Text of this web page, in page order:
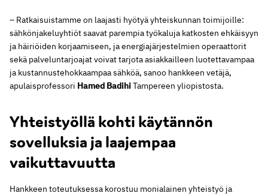
– Ratkaisuistamme on laajasti hyötyä yhteiskunnan toimijoille:
sähkönjakeluyhtiöt saavat parempia työkaluja katkosten ehkäisyyn
ja häiriöiden korjaamiseen, ja energiajärjestelmien operaattorit
sekä palveluntarjoajat voivat tarjota asiakkailleen luotettavampaa
ja kustannustehokkaampaa sähköä, sanoo hankkeen vetäjä,
apulaisprofessori Hamed BadihiTampereen yliopistosta.
Yhteistyöllä kohti käytännön
sovelluksia ja laajempaa
vaikuttavuutta
Hankkeen toteutuksessa korostuu monialainen yhteistyö ja